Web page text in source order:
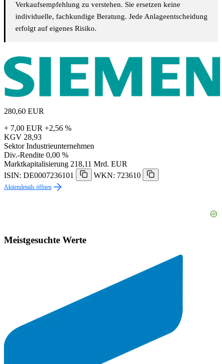
Verkaufsempfehlung zu verstehen. Sie ersetzen keine
individuelle, fachkundige Beratung. Jede Anlageentscheidung
erfolgt auf eigenes Risiko.
280,60 EUR
+ 7,00 EUR +2,56 %
KGV 28,93
Sektor Industrieunternehmen
Div.-Rendite 0,00 %
Marktkapitalisierung 218,11 Mrd. EUR
ISIN: DE0007236101
WKN: 723610
Aktiendetails öffnen
Meistgesuchte Werte